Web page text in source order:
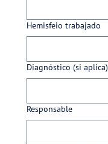
Hemisfeio trabajado
Diagnóstico (si aplica)
Responsable